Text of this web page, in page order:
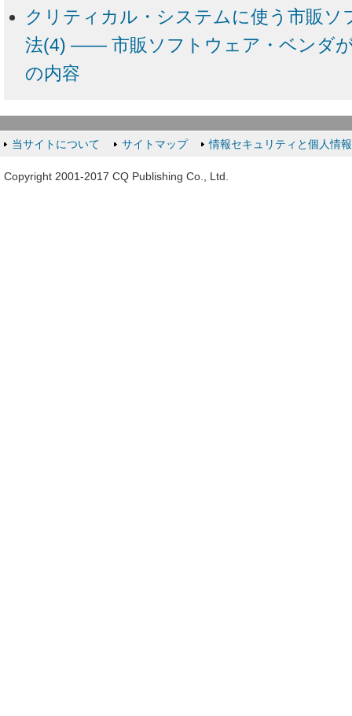
クリティカル・システムに使う市販ソ
法(4) ―― 市販ソフトウェア・ベンダ
の内容
当サイトについて サイトマップ 情報セキュリティと個人情
Copyright 2001-2017 CQ Publishing Co., Ltd.